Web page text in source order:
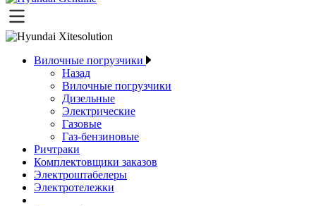
Вилочные погрузчики
Назад
Вилочные погрузчики
Дизельные
Электрические
Газовые
Газ-бензиновые
Ричтраки
Комплектовщики заказов
Электроштабелеры
Электротележки